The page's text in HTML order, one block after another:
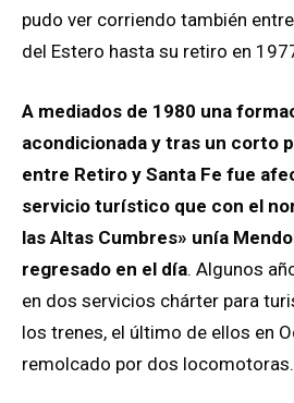
pudo ver corriendo también
del Estero hasta su retiro en
A mediados de 1980 una
acondicionada y tras un corto
entre Retiro y Santa Fe fue
servicio turístico que con el
las Altas Cumbres» unía
regresado en el día. Algunos
en dos servicios chárter para
los trenes, el último de ellos en
remolcado por dos locomotoras.